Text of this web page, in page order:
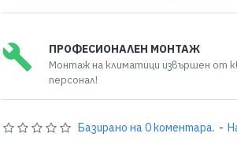
Базирано на 0 коментара. -
ПРОФЕСИОНАЛЕН МОНТАЖ
Монтаж на климатици извършен от
персонал!